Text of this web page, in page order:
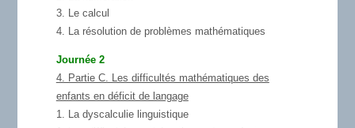
3. Le calcul
4. La résolution de problèmes mathématiques
Journée 2
4. Partie C. Les difficultés mathématiques des
enfants en déficit de langage
1. La dyscalculie linguistique